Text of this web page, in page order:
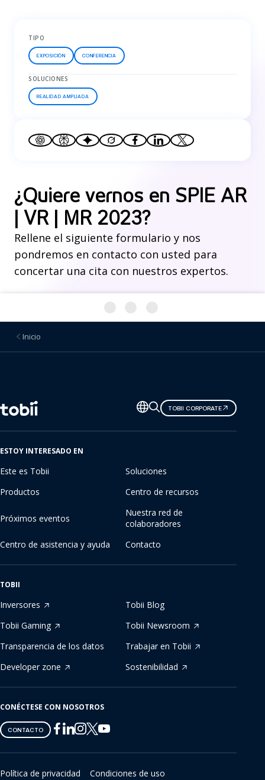
TIPO
EXPOSICIÓN CONFERENCIA
SOLUCIONES
REALIDAD AMPLIADA
¿Quiere vernos en SPIE AR
| VR | MR 2023?
Rellene el siguiente formulario y nos
pondremos en contacto con usted para
concertar una cita con nuestros expertos.
Inicio
Cambiar
de
idioma
TOBII CORPORATE
ESTOY INTERESADO EN
Este es Tobii
Soluciones
Productos
Centro de recursos
Próximos eventos
Nuestra red de
colaboradores
Centro de asistencia y ayuda
Contacto
TOBII
Inversores
Tobii Blog
Tobii Gaming
Tobii Newsroom
Transparencia de los datos
Trabajar en Tobii
Developer zone
Sostenibilidad
CONÉCTESE CON NOSOTROS
CONTACTO
Tobii
on
Facebook
Tobii
on
Linkedin
Tobii
on
Instagram
Tobii
on
Twitter
Tobii
on
Youtube
Política de privacidad
Condiciones de uso